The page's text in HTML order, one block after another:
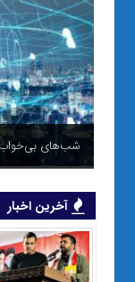
شب‌های
آخرین اخبار